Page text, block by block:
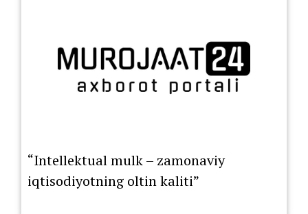
“Intellektual mulk – zamonaviy
iqtisodiyotning oltin kaliti”